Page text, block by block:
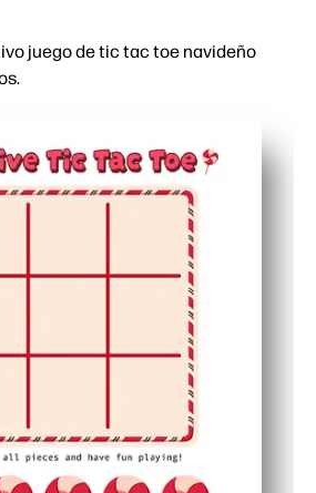
juego de tic tac toe navideño